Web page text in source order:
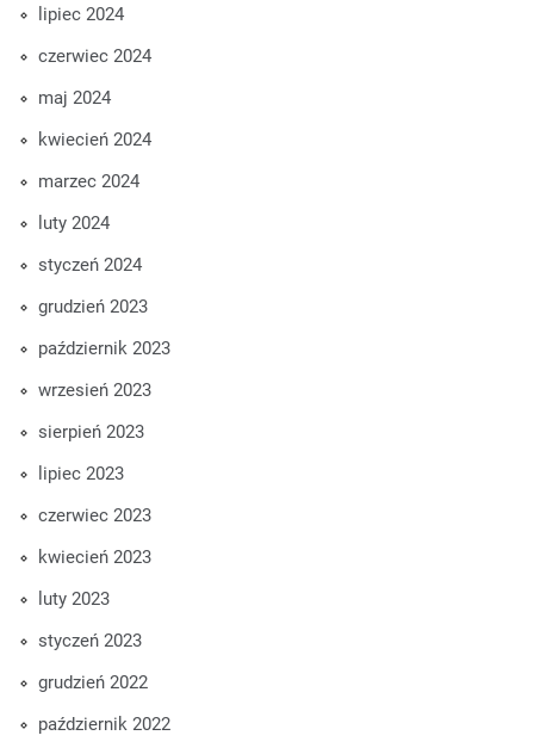
lipiec 2024
czerwiec 2024
maj 2024
kwiecień 2024
marzec 2024
luty 2024
styczeń 2024
grudzień 2023
październik 2023
wrzesień 2023
sierpień 2023
lipiec 2023
czerwiec 2023
kwiecień 2023
luty 2023
styczeń 2023
grudzień 2022
październik 2022